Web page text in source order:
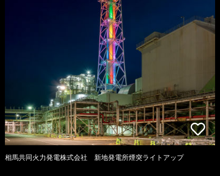
相馬共同火力発電株式会社 新地発電所煙突ライトアップ